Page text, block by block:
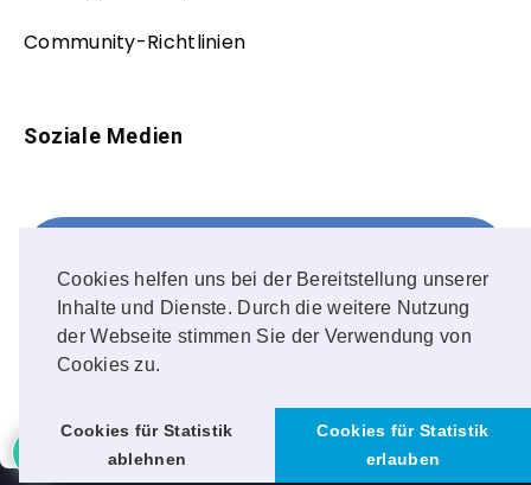
Cookies helfen uns bei der Bereitstellung unserer
Inhalte und Dienste. Durch die weitere Nutzung
der Webseite stimmen Sie der Verwendung von
Cookies zu.
Cookies für Statistik
ablehnen
Cookies für Statistik
erlauben
Community-Richtlinien
Soziale Medien
FOLLOW ME!
Instagram
OUR PHOTOS!